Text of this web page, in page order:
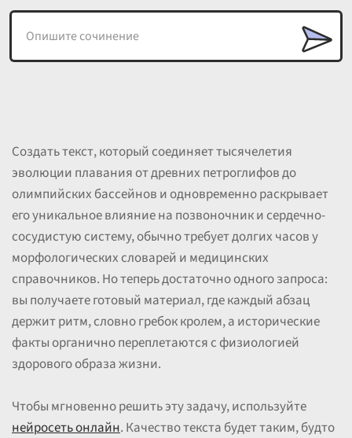
Создать текст, который соединяет тысячелетия
эволюции плавания от древних петроглифов до
олимпийских бассейнов и одновременно раскрывает
его уникальное влияние на позвоночник и сердечно-
сосудистую систему, обычно требует долгих часов у
морфологических словарей и медицинских
справочников. Но теперь достаточно одного запроса:
вы получаете готовый материал, где каждый абзац
держит ритм, словно гребок кролем, а исторические
факты органично переплетаются с физиологией
здорового образа жизни.
Чтобы мгновенно решить эту задачу, используйте
нейросеть онлайн. Качество текста будет таким, будто